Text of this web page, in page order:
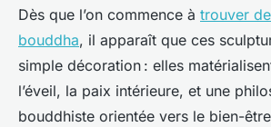
Dès que l’on commence à trouver
bouddha, il apparaît que ces
simple décoration : elles
l’éveil, la paix intérieure, et une
bouddhiste orientée vers le bien-